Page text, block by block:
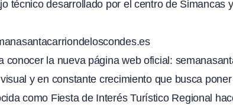
técnico desarrollado por el centro de Simancas
conocer la nueva página web oficial:
y en constante crecimiento que busca
como Fiesta de Interés Turístico Regional